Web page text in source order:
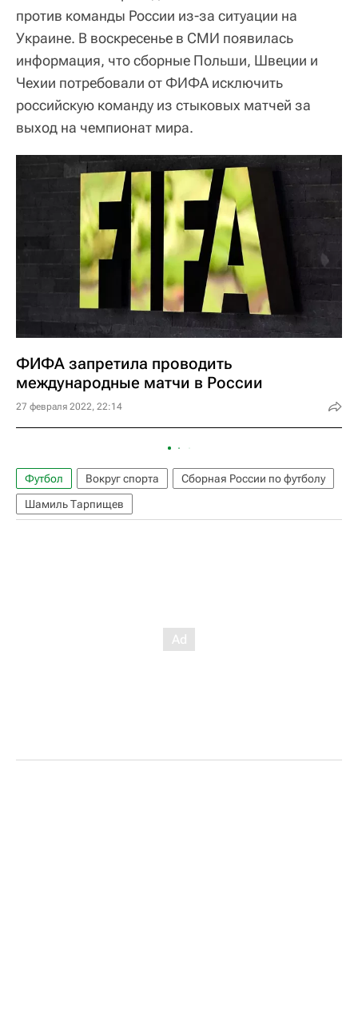
против команды России из-за ситуации на
Украине. В воскресенье в СМИ появилась
информация, что сборные Польши, Швеции и
Чехии потребовали от ФИФА исключить
российскую команду из стыковых матчей за
выход на чемпионат мира.
ФИФА запретила проводить
международные матчи в России
27 февраля 2022, 22:14
Футбол Вокруг спорта
Сборная России по футболу
Шамиль Тарпищев